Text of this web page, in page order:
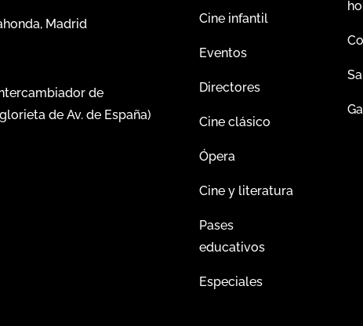
Madrid
de
de Av. de España)
Cine infantil
Eventos
Directores
Cine clásico
Ópera
Cine y literatura
Pases
educativos
Especiales